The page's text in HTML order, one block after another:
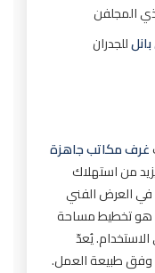
المجلفن
للجدران
غرف مكاتب جاهزة
من استهلاك
في العرض الفني
هو تخطيط مساحة
يُعدّ
وفق طبيعة العمل.